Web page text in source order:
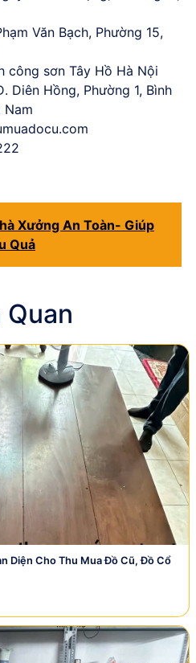
Văn Bạch, Phường 15,
công sơn Tây Hồ Hà Nội
Diên Hồng, Phường 1, Bình
Nam
Xưởng An Toàn- Giúp
Quả
Quan
Diện Cho Thu Mua Đồ Cũ, Đồ Cổ